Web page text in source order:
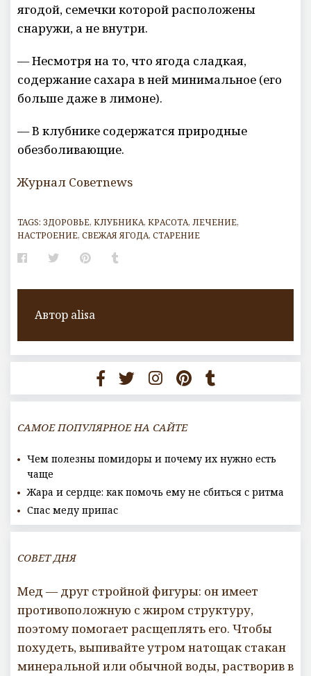
ягодой, семечки которой расположены
снаружи, а не внутри.
— Несмотря на то, что ягода сладкая,
содержание сахара в ней минимальное (его
больше даже в лимоне).
— В клубнике содержатся природные
обезболивающие.
Журнал Советnews
TAGS: ЗДОРОВЬЕ, КЛУБНИКА, КРАСОТА, ЛЕЧЕНИЕ,
НАСТРОЕНИЕ, СВЕЖАЯ ЯГОДА, СТАРЕНИЕ
FacebookTwitterPinterest
Автор alisa
САМОЕ ПОПУЛЯРНОЕ НА САЙТЕ
Чем полезны помидоры и почему их нужно есть
чаще
Жара и сердце: как помочь ему не сбиться с ритма
Спас меду припас
СОВЕТ ДНЯ
Мед — друг стройной фигуры: он имеет
противоположную с жиром структуру,
поэтому помогает расщеплять его. Чтобы
похудеть, выпивайте утром натощак стакан
минеральной или обычной воды, растворив в